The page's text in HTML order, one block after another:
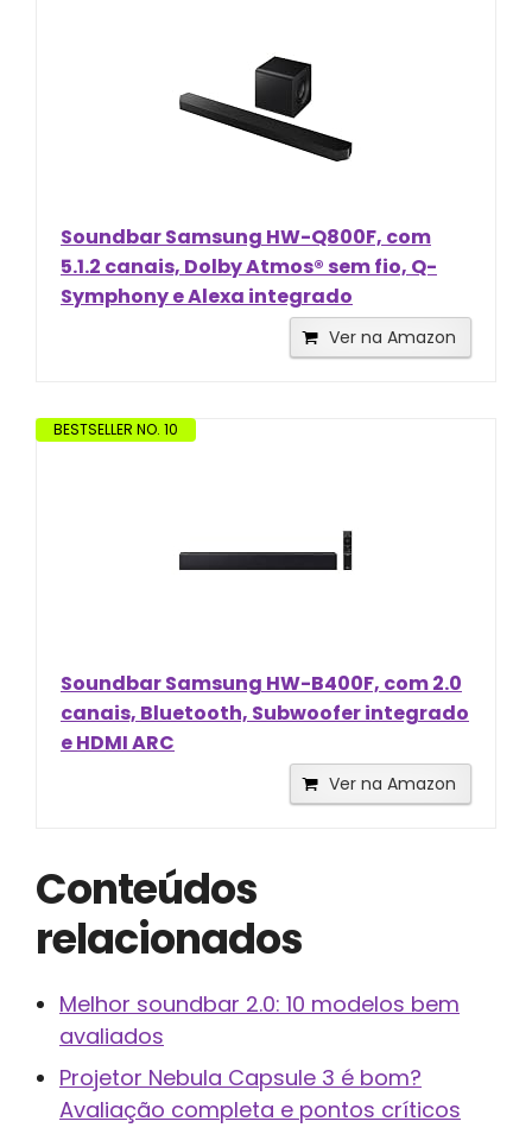
Soundbar Samsung HW-Q800F, com
5.1.2 canais, Dolby Atmos® sem fio, Q-
Symphony e Alexa integrado
Ver na Amazon
BESTSELLER NO. 10
Soundbar Samsung HW-B400F, com 2.0
canais, Bluetooth, Subwoofer integrado
e HDMI ARC
Ver na Amazon
Conteúdos
relacionados
Melhor soundbar 2.0: 10 modelos bem
avaliados
Projetor Nebula Capsule 3 é bom?
Avaliação completa e pontos críticos